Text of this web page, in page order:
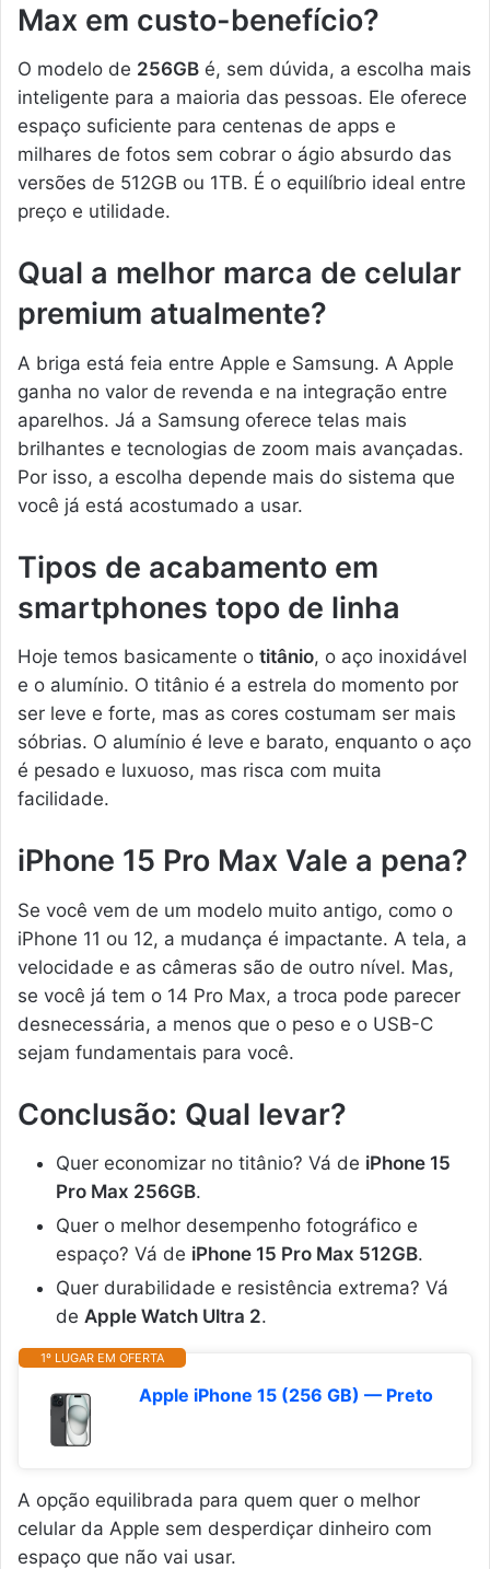
Max em custo-benefício?
O modelo de 256GB é, sem dúvida, a escolha mais
inteligente para a maioria das pessoas. Ele oferece
espaço suficiente para centenas de apps e
milhares de fotos sem cobrar o ágio absurdo das
versões de 512GB ou 1TB. É o equilíbrio ideal entre
preço e utilidade.
Qual a melhor marca de celular
premium atualmente?
A briga está feia entre Apple e Samsung. A Apple
ganha no valor de revenda e na integração entre
aparelhos. Já a Samsung oferece telas mais
brilhantes e tecnologias de zoom mais avançadas.
Por isso, a escolha depende mais do sistema que
você já está acostumado a usar.
Tipos de acabamento em
smartphones topo de linha
Hoje temos basicamente o titânio, o aço inoxidável
e o alumínio. O titânio é a estrela do momento por
ser leve e forte, mas as cores costumam ser mais
sóbrias. O alumínio é leve e barato, enquanto o aço
é pesado e luxuoso, mas risca com muita
facilidade.
iPhone 15 Pro Max Vale a pena?
Se você vem de um modelo muito antigo, como o
iPhone 11 ou 12, a mudança é impactante. A tela, a
velocidade e as câmeras são de outro nível. Mas,
se você já tem o 14 Pro Max, a troca pode parecer
desnecessária, a menos que o peso e o USB-C
sejam fundamentais para você.
Conclusão: Qual levar?
Quer economizar no titânio? Vá de iPhone 15
Pro Max 256GB.
Quer o melhor desempenho fotográfico e
espaço? Vá de iPhone 15 Pro Max 512GB.
Quer durabilidade e resistência extrema? Vá
de Apple Watch Ultra 2.
1º LUGAR EM OFERTA
Apple iPhone 15 (256 GB) — Preto
A opção equilibrada para quem quer o melhor
celular da Apple sem desperdiçar dinheiro com
espaço que não vai usar.